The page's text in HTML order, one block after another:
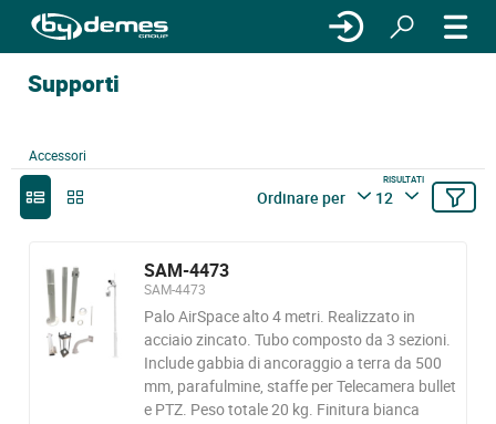
Supporti
Accessori
Ordinare per
RISULTATI
12
SAM-4473
SAM-4473
Palo AirSpace alto 4 metri. Realizzato in
acciaio zincato. Tubo composto da 3 sezioni.
Include gabbia di ancoraggio a terra da 500
mm, parafulmine, staffe per Telecamera bullet
e PTZ. Peso totale 20 kg. Finitura bianca